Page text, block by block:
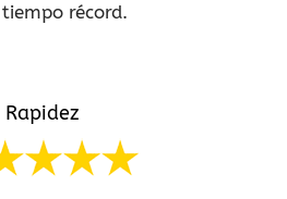
récord.
Rapidez